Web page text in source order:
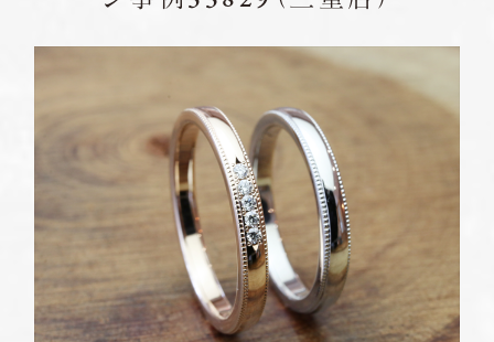
ベビーリング 結婚記念日リング
ペアリングはこちら
資料請求
岐阜本店 TEL.058-265-2756
第1・第3火曜日・毎週水曜日
※祝日の場合は営業
名古屋店 TEL.052-261-6676
10:00〜18:30
第2・第4火曜日・毎週水曜日
※祝日の場合は営業
岡崎店 TEL.0564-74-8033
営業時間 10:00〜18:30